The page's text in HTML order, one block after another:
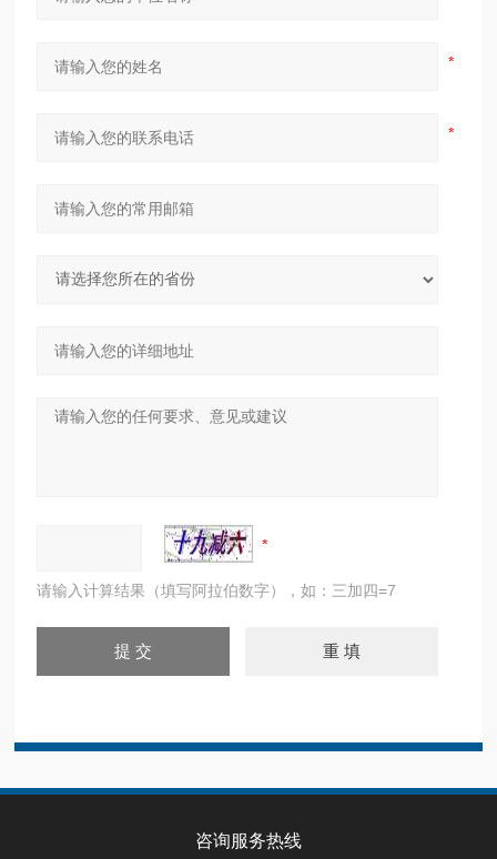
请输入计算结果（填写阿拉伯数字），如：三加四=7
咨询服务热线